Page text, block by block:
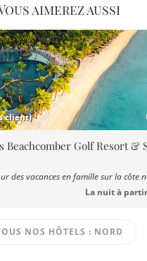
aimerez aussi
client)
Beachcomber Golf Resort &
des vacances en famille sur la côte
La nuit à
NOS HÔTELS : NORD